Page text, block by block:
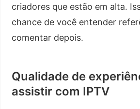
criadores que estão em alta.
chance de você entender
comentar depois.
Qualidade de
assistir com IPTV